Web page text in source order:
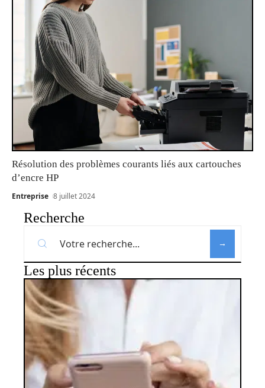
Résolution des problèmes courants liés aux cartouches
d’encre HP
Entreprise 8 juillet 2024
Recherche
Les plus récents